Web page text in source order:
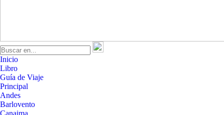
Inicio
Libro
Guía de Viaje
Principal
Andes
Barlovento
Canaima